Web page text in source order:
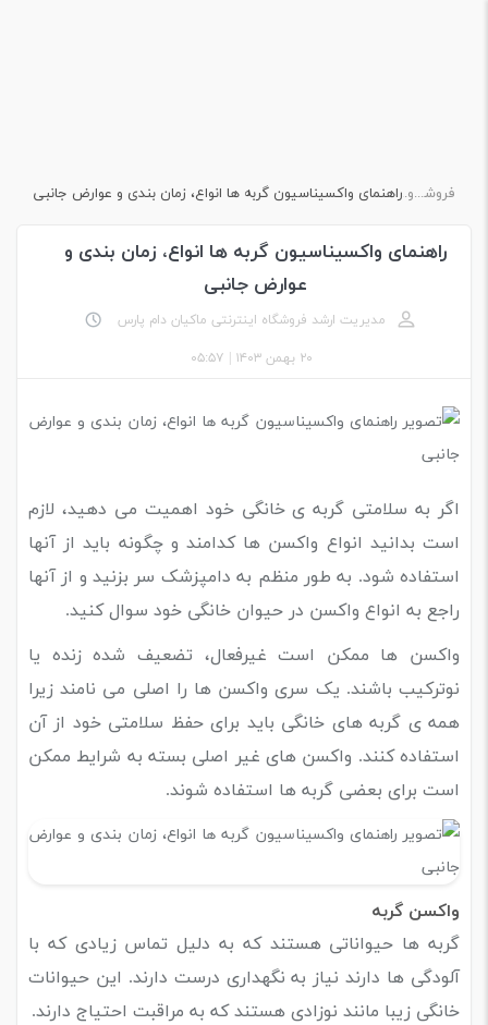
فروشگاه اینترنتی ماکیان دام پارس وبلاگراهنمای واکسیناسیون گربه ها انواع، زمان بندی و عوارض جانبی
راهنمای واکسیناسیون گربه ها انواع، زمان بندی و
عوارض جانبی
مدیریت ارشد فروشگاه اینترنتی ماکیان دام پارس
۲۰ بهمن ۱۴۰۳ ۰۵:۵۷
اگر به سلامتی گربه ی خانگی خود اهمیت می دهید، لازم
است بدانید انواع واکسن ها کدامند و چگونه باید از آنها
استفاده شود. به طور منظم به دامپزشک سر بزنید و از آنها
راجع به انواع واکسن در حیوان خانگی خود سوال کنید.
واکسن ها ممکن است غیرفعال، تضعیف شده زنده یا
نوترکیب باشند. یک سری واکسن ها را اصلی می نامند زیرا
همه ی گربه های خانگی باید برای حفظ سلامتی خود از آن
استفاده کنند. واکسن های غیر اصلی بسته به شرایط ممکن
است برای بعضی گربه ها استفاده شوند.
واکسن گربه
گربه ها حیواناتی هستند که به دلیل تماس زیادی که با
آلودگی ها دارند نیاز به نگهداری درست دارند. این حیوانات
خانگی زیبا مانند نوزادی هستند که به مراقبت احتیاج دارند.